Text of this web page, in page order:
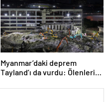
Myanmar’daki deprem
Tayland’ı da vurdu: Ölenlerin